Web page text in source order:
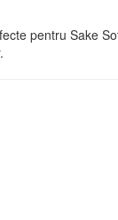
pentru Sake